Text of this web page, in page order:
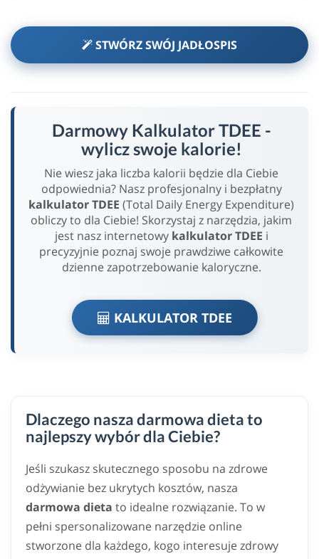
STWÓRZ SWÓJ JADŁOSPIS
Darmowy Kalkulator TDEE -
wylicz swoje kalorie!
Nie wiesz jaka liczba kalorii będzie dla Ciebie
odpowiednia? Nasz profesjonalny i bezpłatny
kalkulator TDEE (Total Daily Energy Expenditure)
obliczy to dla Ciebie! Skorzystaj z narzędzia, jakim
jest nasz internetowy kalkulator TDEE i
precyzyjnie poznaj swoje prawdziwe całkowite
dzienne zapotrzebowanie kaloryczne.
KALKULATOR TDEE
Dlaczego nasza darmowa dieta to
najlepszy wybór dla Ciebie?
Jeśli szukasz skutecznego sposobu na zdrowe
odżywianie bez ukrytych kosztów, nasza
darmowa dieta to idealne rozwiązanie. To w
pełni spersonalizowane narzędzie online
stworzone dla każdego, kogo interesuje zdrowy